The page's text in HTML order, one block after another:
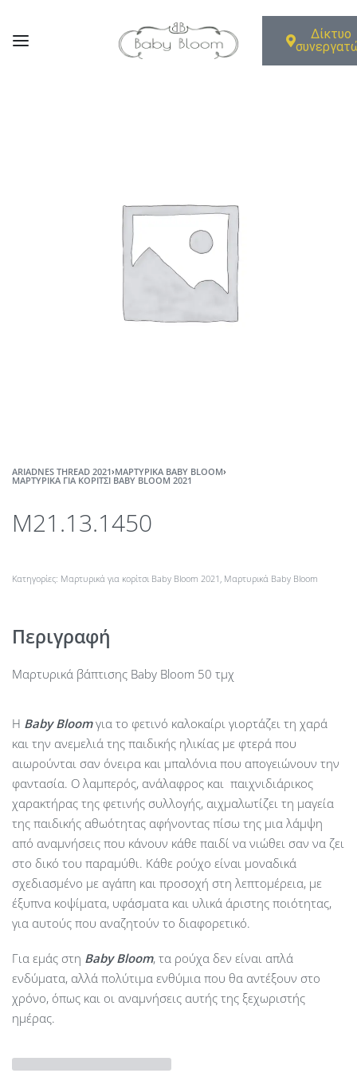
Δίκτυο
ARIADNES THREAD 2021›ΜΑΡΤΥΡΙΚΆ BABY BLOOM›
MΑΡΤΥΡΙΚΆ ΓΙΑ ΚΟΡΊΤΣΙ BABY BLOOM 2021
M21.13.1450
Κατηγορίες: Mαρτυρικά για κορίτσι Baby Bloom 2021 , Μαρτυρικά Baby Bloom
Περιγραφή
Μαρτυρικά βάπτισης Baby Bloom 50 τμχ
Η Baby Bloom για το φετινό καλοκαίρι γιορτάζει τη χαρά
και την ανεμελιά της παιδικής ηλικίας με φτερά που
αιωρούνται σαν όνειρα και μπαλόνια που απογειώνουν την
φαντασία. Ο λαμπερός, ανάλαφρος και παιχνιδιάρικος
χαρακτήρας της φετινής συλλογής, αιχμαλωτίζει τη μαγεία
της παιδικής αθωότητας αφήνοντας πίσω της μια λάμψη
από αναμνήσεις που κάνουν κάθε παιδί να νιώθει σαν να ζει
στο δικό του παραμύθι. Κάθε ρούχο είναι μοναδικά
σχεδιασμένο με αγάπη και προσοχή στη λεπτομέρεια, με
έξυπνα κοψίματα, υφάσματα και υλικά άριστης ποιότητας,
για αυτούς που αναζητούν το διαφορετικό.
Για εμάς στη Baby Bloom, τα ρούχα δεν είναι απλά
ενδύματα, αλλά πολύτιμα ενθύμια που θα αντέξουν στο
χρόνο, όπως και οι αναμνήσεις αυτής της ξεχωριστής
ημέρας.